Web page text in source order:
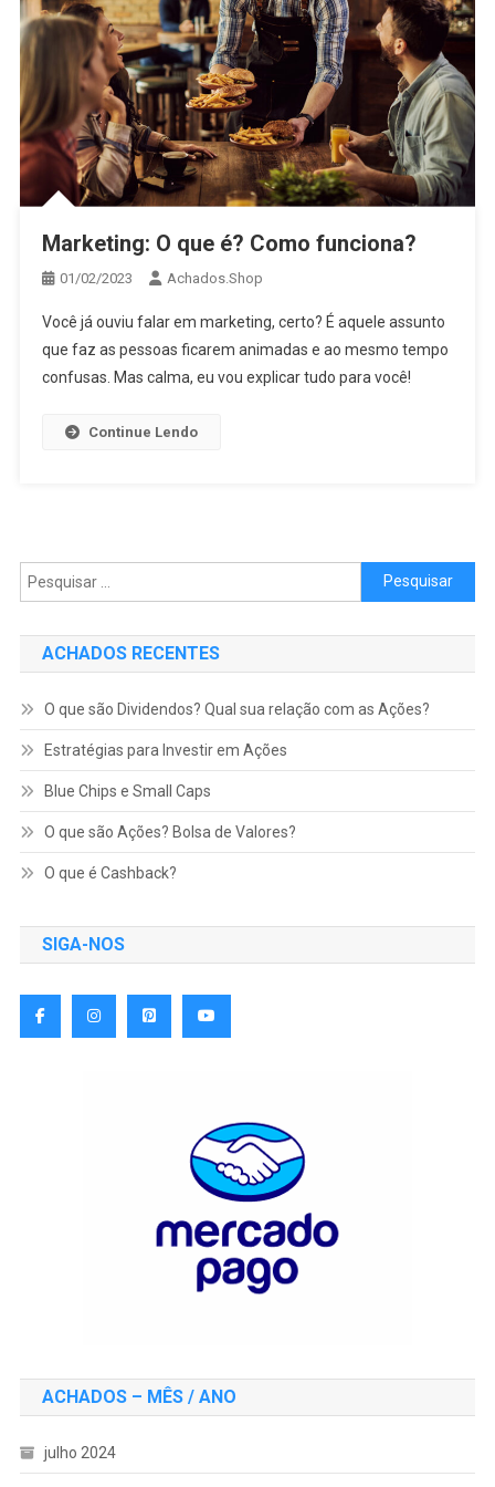
Marketing: O que é? Como funciona?
01/02/2023 Achados.Shop
Você já ouviu falar em marketing, certo? É aquele assunto
que faz as pessoas ficarem animadas e ao mesmo tempo
confusas. Mas calma, eu vou explicar tudo para você!
Continue Lendo
Pesquisar por:
ACHADOS RECENTES
O que são Dividendos? Qual sua relação com as Ações?
Estratégias para Investir em Ações
Blue Chips e Small Caps
O que são Ações? Bolsa de Valores?
O que é Cashback?
SIGA-NOS
ACHADOS – MÊS / ANO
julho 2024